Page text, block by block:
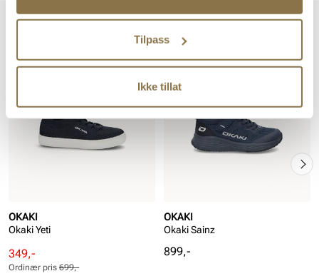
Tilpass
Ikke tillat
Lignende produkter
OKAKI
Okaki Yeti
Rabattert
pris
349,-
Ordinær
pris
Ordinær pris 699,-
SALG
OKAKI
Okaki Sainz
Pris
899,-